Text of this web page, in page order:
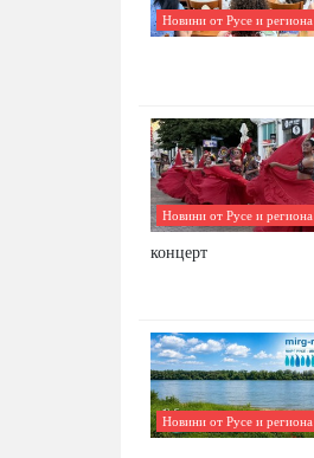
Новини от Русе и региона
Новини от Русе и региона
концерт
Новини от Русе и региона